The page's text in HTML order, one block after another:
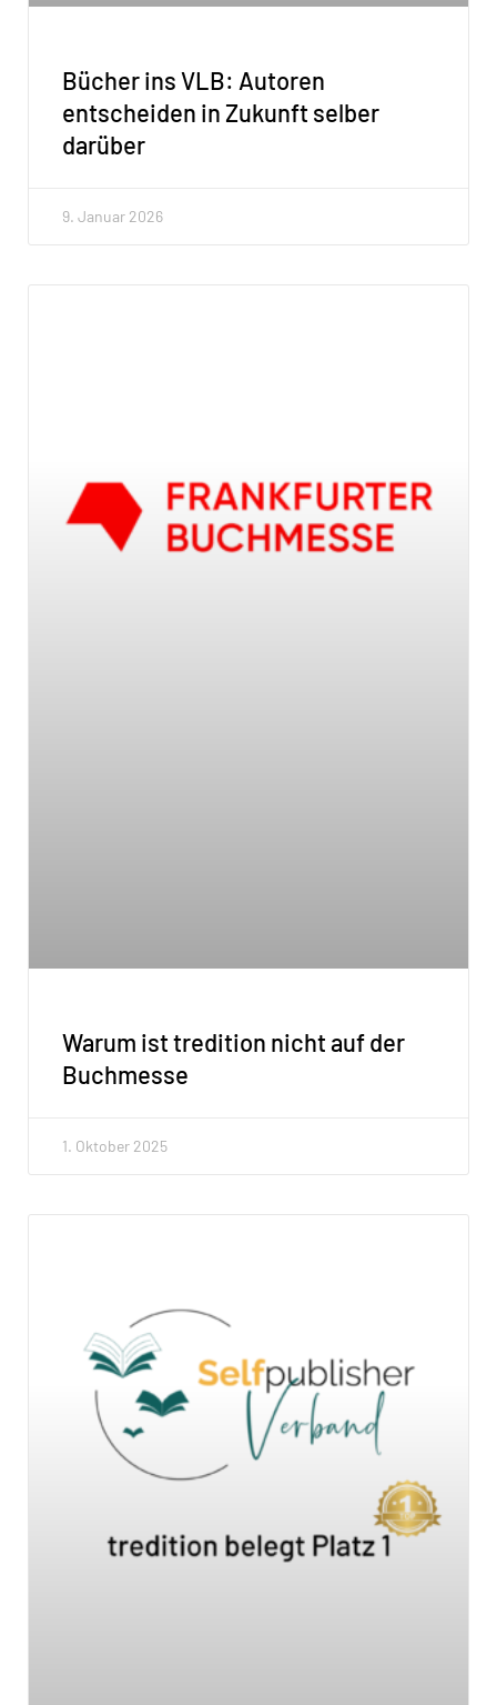
Bücher ins VLB: Autoren
entscheiden in Zukunft selber
darüber
9. Januar 2026
Warum ist tredition nicht auf der
Buchmesse
1. Oktober 2025